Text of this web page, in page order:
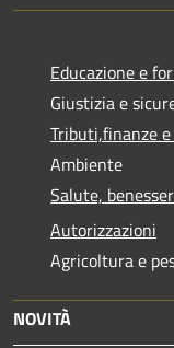
Educazione e
Giustizia e
Tributi,finanze
Ambiente
Salute,
Autorizzazioni
Agricoltura e
NOVITÀ